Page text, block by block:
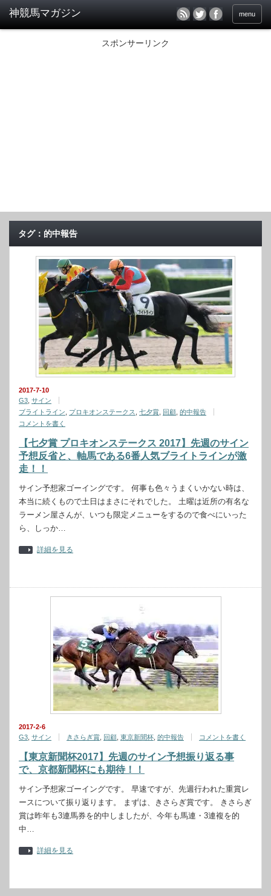
menu
スポンサーリンク
タグ：的中報告
2017-7-10
G3 サイン
ブライトライン
プロキオンステークス 七夕賞 回顧 的中報告
コメントを書く
【七夕賞 プロキオンステークス 2017】先週のサイン
予想反省と、軸馬である6番人気ブライトラインが激
走！！
サイン予想家ゴーイングです。 何事も色々うまくいかない時は、
本当に続くもので土日はまさにそれでした。 土曜は近所の有名な
ラーメン屋さんが、いつも限定メニューをするので食べにいった
ら、しっか…
詳細を見る
2017-2-6
G3 サイン きさらぎ賞 回顧 東京新聞杯 的中報告 コメントを書く
【東京新聞杯2017】先週のサイン予想振り返る事
で、京都新聞杯にも期待！！
サイン予想家ゴーイングです。 早速ですが、先週行われた重賞レ
ースについて振り返ります。 まずは、きさらぎ賞です。 きさらぎ
賞は昨年も3連馬券を的中しましたが、今年も馬連・3連複を的
中…
詳細を見る